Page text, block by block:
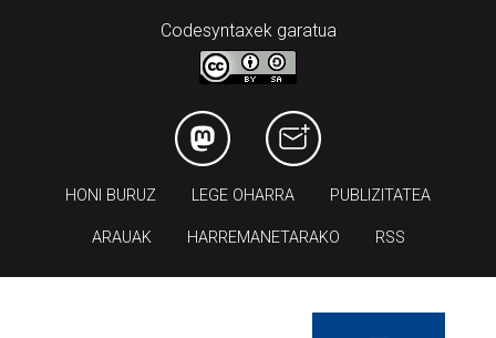
Codesyntaxek garatua
HONI BURUZ LEGE OHARRA PUBLIZITATEA
ARAUAK HARREMANETARAKO RSS